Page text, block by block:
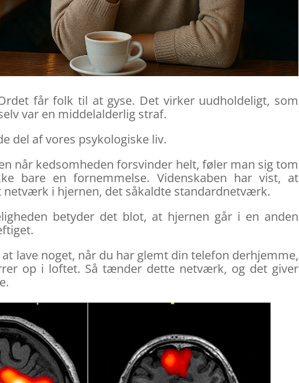
får folk til at gyse. Det virker uudholdeligt, som
var en middelalderlig straf.
del af vores psykologiske liv.
når kedsomheden forsvinder helt, føler man sig tom
bare en fornemmelse. Videnskaben har vist, at
i hjernen, det såkaldte standardnetværk.
betyder det blot, at hjernen går i en anden
lave noget, når du har glemt din telefon derhjemme,
op i loftet. Så tænder dette netværk, og det giver